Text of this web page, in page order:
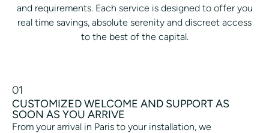
and requirements. Each service is designed to offer you
real time savings, absolute serenity and discreet access
to the best of the capital.
01
CUSTOMIZED WELCOME AND SUPPORT AS
SOON AS YOU ARRIVE
From your arrival in Paris to your installation, we